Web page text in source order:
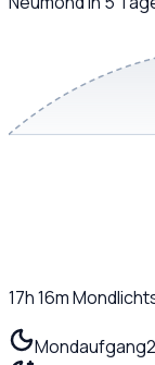
17h 16m
Mondaufgang